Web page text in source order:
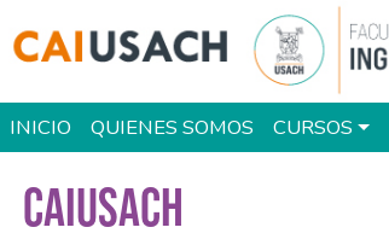
Main navigation
INICIO QUIENES SOMOS CURSOS
CAIUSACH